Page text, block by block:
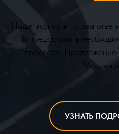
Наши эксперты готовы
и предоставить
процессе. Предложение
Москвы
УЗНАТЬ